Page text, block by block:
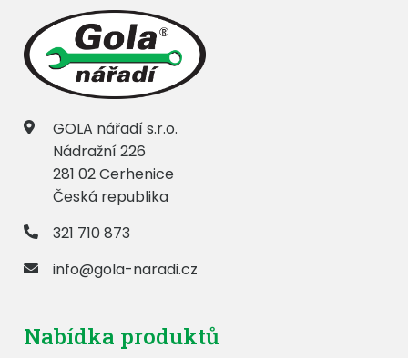
GOLA nářadí s.r.o.
Nádražní 226
281 02 Cerhenice
Česká republika
321 710 873
info@gola-naradi.cz
Nabídka produktů